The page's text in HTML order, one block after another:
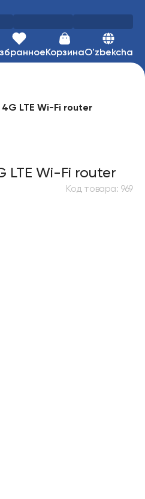
КорзинаO'zbekcha
LTE Wi-Fi router
LTE Wi-Fi router
Код товара: 969